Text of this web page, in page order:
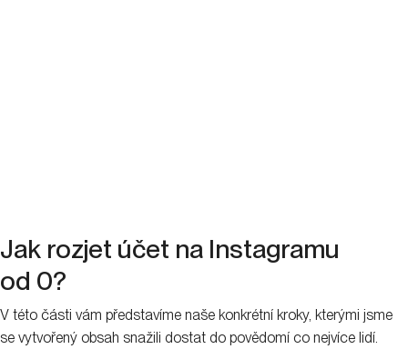
Jak rozjet účet na Instagramu
od 0?
V této části vám představíme naše konkrétní kroky, kterými jsme
se vytvořený obsah snažili dostat do povědomí co nejvíce lidí.